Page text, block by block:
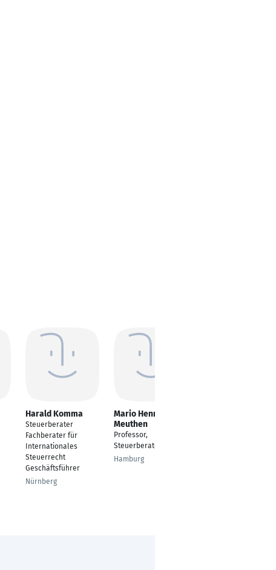
Harald Komma
Steuerberater
Fachberater für
Internationales
Steuerrecht
Geschäftsführer
Nürnberg
Mario Henry
Meuthen
Professor,
Steuerberater
Hamburg